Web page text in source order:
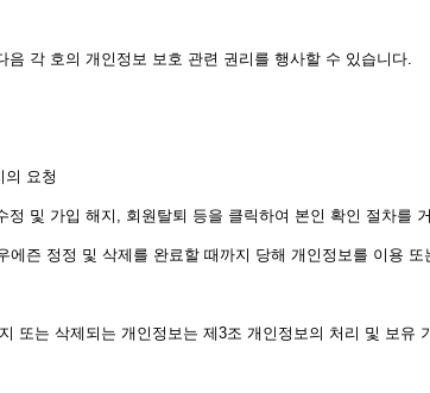
각 호의 개인정보 보호 관련 권리를 행사할 수 있습니다.
의 요청
및 가입 해지, 회원탈퇴 등을 클릭하여 본인 확인 절차를
즌 정정 및 삭제를 완료할 때까지 당해 개인정보를 이용
또는 삭제되는 개인정보는 제3조 개인정보의 처리 및 보유